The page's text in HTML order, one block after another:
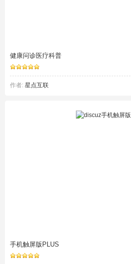
健康问诊医疗科普
作者: 星点互联
手机触屏版PLUS